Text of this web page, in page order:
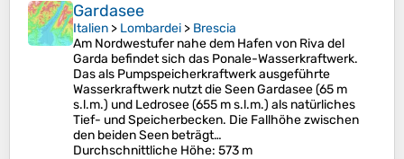
Gardasee
Italien > Lombardei > Brescia
Am Nordwestufer nahe dem Hafen von Riva del
Garda befindet sich das Ponale-Wasserkraftwerk.
Das als Pumpspeicherkraftwerk ausgeführte
Wasserkraftwerk nutzt die Seen Gardasee (65 m
s.l.m.) und Ledrosee (655 m s.l.m.) als natürliches
Tief- und Speicherbecken. Die Fallhöhe zwischen
den beiden Seen beträgt…
Durchschnittliche Höhe: 573 m